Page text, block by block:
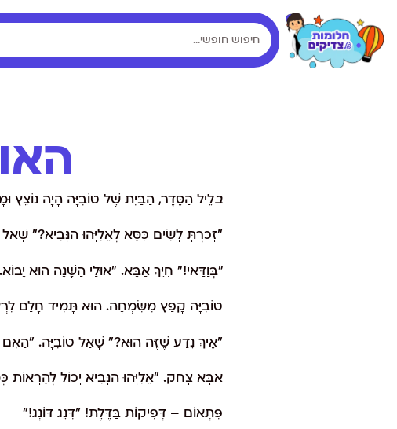
בלֵיל הַסֵּדֶר, הַבַּיִת שֶׁל טוֹבִיָּה הָיָה נוֹצֵץ
"זָכַרְתָּ לָשִׂים כִּסֵּא לְאֵלִיָּהוּ הַנָּבִיא?"
"בְּוַדַּאי!" חִיֵּךְ אַבָּא. "אוּלַי הַשָּׁנָה הוּא
טוֹבִיָּה קָפַץ מִשִּׂמְחָה. הוּא תָּמִיד חָלַם
"אֵיךְ נֵדַע שֶׁזֶּה הוּא?" שָׁאַל טוֹבִיָּה.
אַבָּא צָחַק. "אֵלִיָּהוּ הַנָּבִיא יָכוֹל לְהֵרָאוֹת
פִּתְאוֹם – דְּפִיקוֹת בַּדֶּלֶת! "דִּנֵּג דּוֹנְג!"